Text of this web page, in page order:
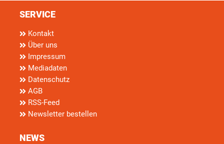
SERVICE
Kontakt
Über uns
Impressum
Mediadaten
Datenschutz
AGB
RSS-Feed
Newsletter bestellen
NEWS